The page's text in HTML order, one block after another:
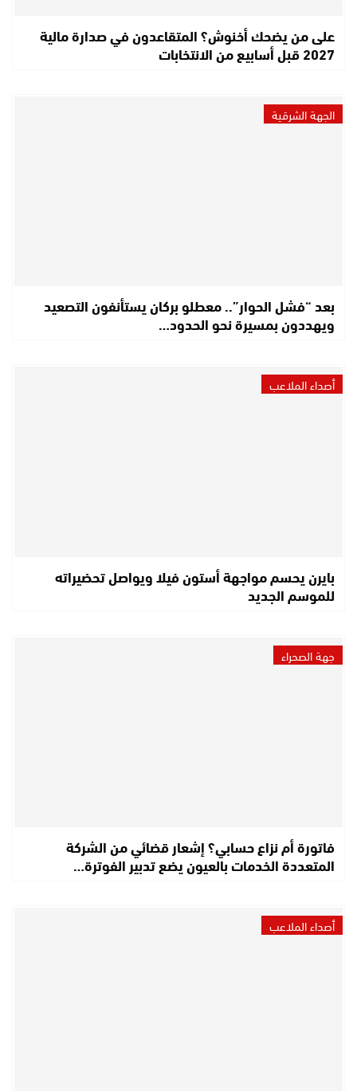
على من يضحك أخنوش؟ المتقاعدون في صدارة مالية
2027 قبل أسابيع من الانتخابات
الجهة الشرقية
بعد “فشل الحوار”.. معطلو بركان يستأنفون التصعيد
ويهددون بمسيرة نحو الحدود…
أصداء الملاعب
بايرن يحسم مواجهة أستون فيلا ويواصل تحضيراته
للموسم الجديد
جهة الصحراء
فاتورة أم نزاع حسابي؟ إشعار قضائي من الشركة
المتعددة الخدمات بالعيون يضع تدبير الفوترة…
أصداء الملاعب